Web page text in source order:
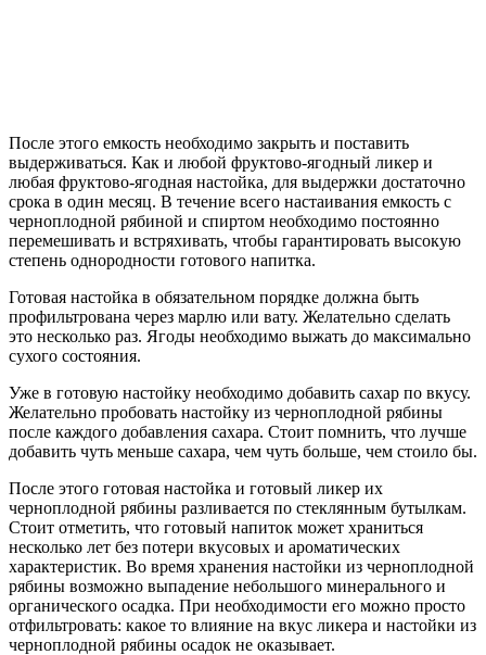
После этого емкость необходимо закрыть и поставить
выдерживаться. Как и любой фруктово-ягодный ликер и
любая фруктово-ягодная настойка, для выдержки достаточно
срока в один месяц. В течение всего настаивания емкость с
черноплодной рябиной и спиртом необходимо постоянно
перемешивать и встряхивать, чтобы гарантировать высокую
степень однородности готового напитка.
Готовая настойка в обязательном порядке должна быть
профильтрована через марлю или вату. Желательно сделать
это несколько раз. Ягоды необходимо выжать до максимально
сухого состояния.
Уже в готовую настойку необходимо добавить сахар по вкусу.
Желательно пробовать настойку из черноплодной рябины
после каждого добавления сахара. Стоит помнить, что лучше
добавить чуть меньше сахара, чем чуть больше, чем стоило бы.
После этого готовая настойка и готовый ликер их
черноплодной рябины разливается по стеклянным бутылкам.
Стоит отметить, что готовый напиток может храниться
несколько лет без потери вкусовых и ароматических
характеристик. Во время хранения настойки из черноплодной
рябины возможно выпадение небольшого минерального и
органического осадка. При необходимости его можно просто
отфильтровать: какое то влияние на вкус ликера и настойки из
черноплодной рябины осадок не оказывает.